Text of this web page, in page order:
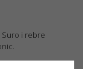
i rebre